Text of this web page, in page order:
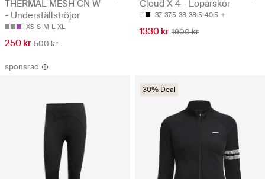
THERMAL MESH CN W
- Underställströjor
XS S M L XL
250 kr 500 kr
Cloud X 4 - Löparskor
37 37.5 38 38.5 40.5
1330 kr 1900 kr
sponsrad
30% Deal